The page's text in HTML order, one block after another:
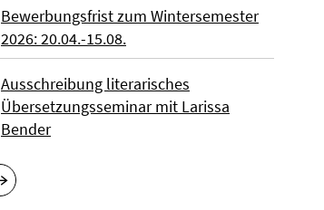
Bewerbungsfrist zum Wintersemester
2026: 20.04.-15.08.
Ausschreibung literarisches
Übersetzungsseminar mit Larissa
Bender